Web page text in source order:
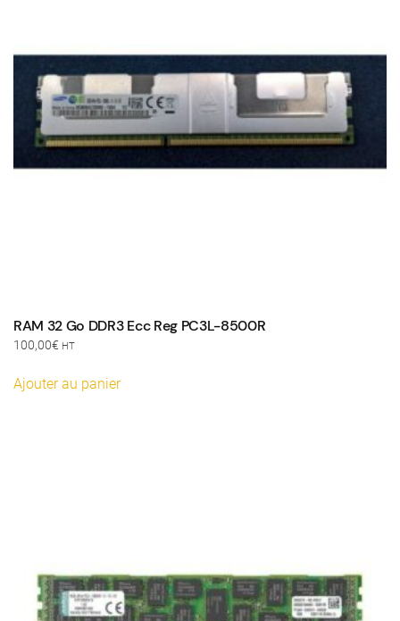
RAM 32 Go DDR3 Ecc Reg PC3L-8500R
100,00€ HT
Ajouter au panier